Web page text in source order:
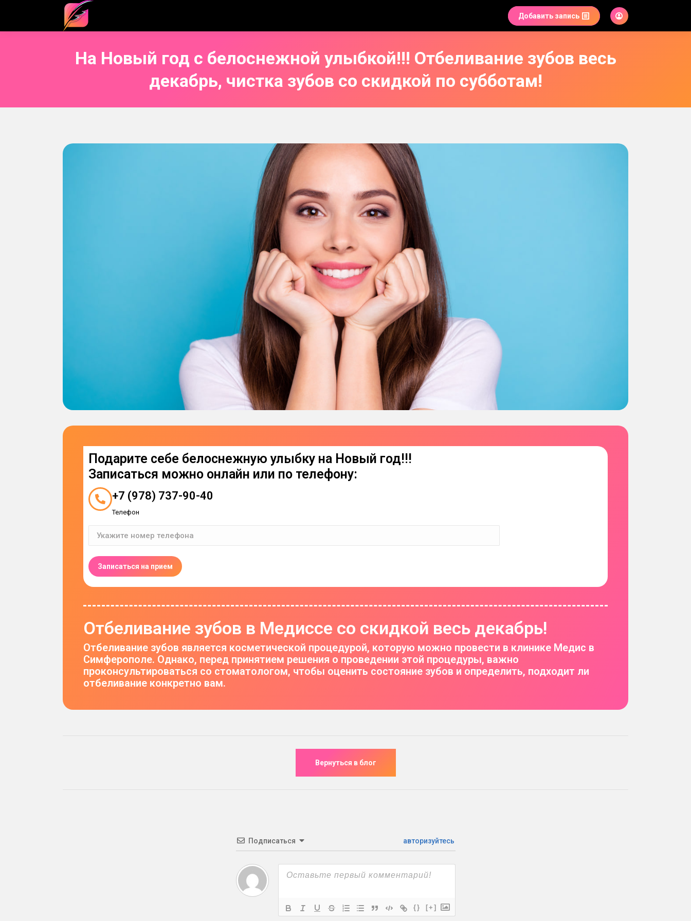
Добавить запись
На Новый год с белоснежной улыбкой!!! Отбеливание зубов весь
декабрь, чистка зубов со скидкой по субботам!
Подарите себе белоснежную улыбку на Новый год!!!
Записаться можно онлайн или по телефону:
+7 (978) 737-90-40
Телефон
Отбеливание зубов в Медиссе со скидкой весь декабрь!
Отбеливание зубов является косметической процедурой, которую можно провести в клинике Медис в
Симферополе. Однако, перед принятием решения о проведении этой процедуры, важно
проконсультироваться со стоматологом, чтобы оценить состояние зубов и определить, подходит ли
отбеливание конкретно вам.
Подписаться авторизуйтесь
{} [+]